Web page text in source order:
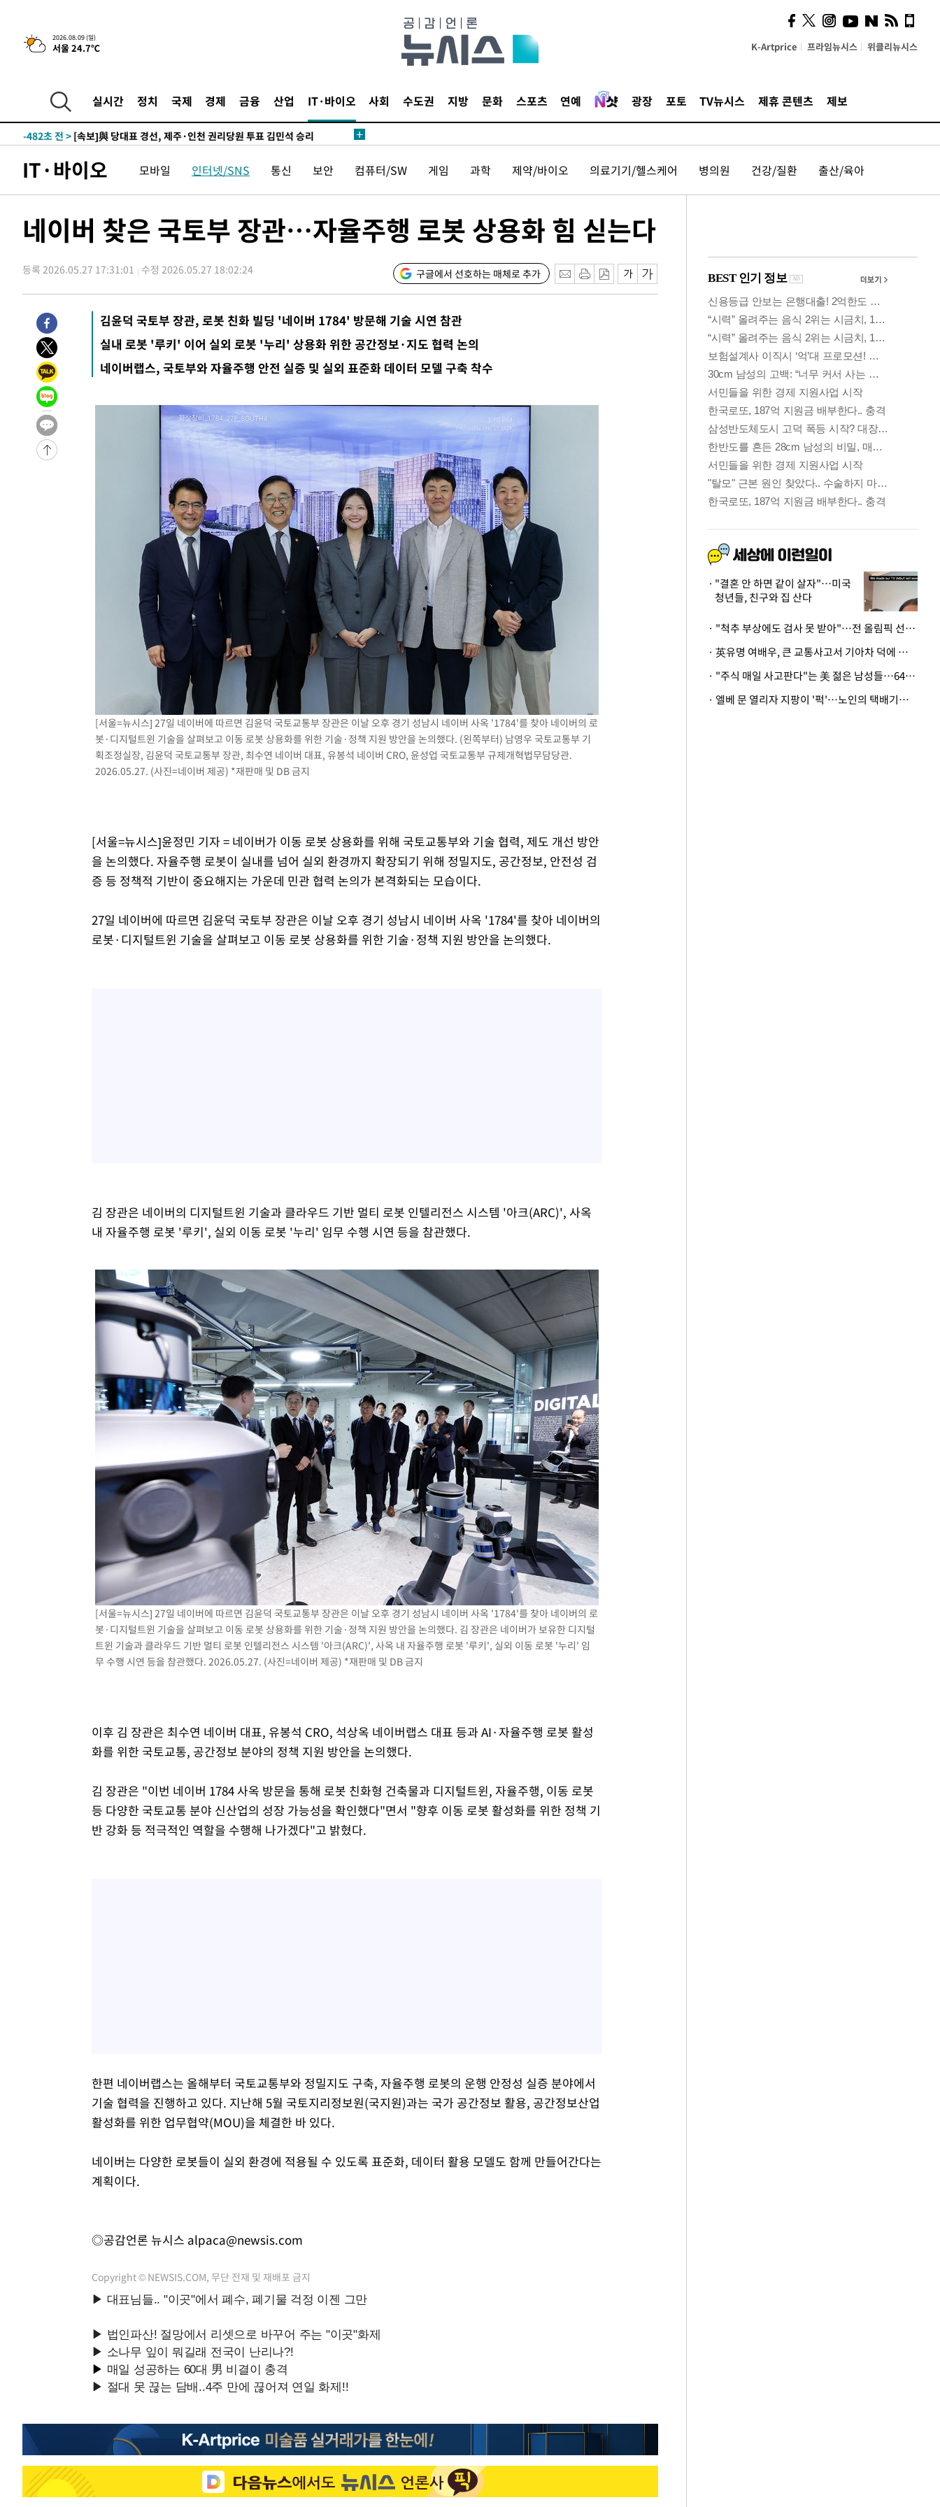
2026.08.09 (일)
서울 24.7℃ K-Artprice 프라임뉴시스 위클리뉴시스
실시간 정치 국제 경제 금융 산업 IT·바이오 사회 수도권 지방 문화 스포츠 연예 광장 포토 TV뉴시스 제휴 콘텐츠 제보
-10731초 전 >이란 "호르무즈 재개방 합의 근접…美 배상 선행돼야"
-1778초 전 > [속보]與최고위원 제주·인천 순회경선…박선원·최민희·서미화·한
래 44.56%
-1013초 전 >
[속보]與 대표 경선 제주·인천 당원투표…金 47.75%·鄭 42.08%·
宋 10.17%
-547초 전 >
-482초 전 > [속보]與 당대표 경선, 제주·인천 권리당원 투표 김민석 승리
1시간 전 > [속보]이강인 "감독님이 원하는 마음 느꼈고, 많은 트로피 원해 아틀레
1시간 전 >수도권 40도 육박 '펄펄'…동해안 일부 지역엔 호의주의보
3시간 전 >
강릉에 시간당 81.4㎜ 물폭탄…도로 잠기고 담벼락 붕괴
5시간 전 >선재도서 해루질 나섰다 실종 60대, 닷새 만에 숨진 채 발견
6시간 전 >남자 농구, 나고야 아시안게임서 '홈팀' 일본과 한일전
6시간 전 >
여수 오동도 해상서 모터보트 전복…1명 사망·1명 실종
7시간 전 >
극한폭염 한풀 꺾이지만…'낮 최고 35도' 무더위, 열대야 계속[다음주
날씨]
8시간 전 >
축구협회 "압수수색·성접대 논란 사과…쇄신의 기회로 삼겠다"
8시간 전 >
[속보]'압수수색·성접대 논란' 축구협회 "실망과 걱정 안겨드려 죄송"
11시간 전 >
13시간 전 >
[속보]뉴욕증시 상승 마감…S&P 0.6% 나스닥 1.3%↑
-10731초 전 >
이란 "호르무즈 재개방 합의 근접…美 배상 선행돼야"
-1778초 전 >
[속보]與최고위원 제주·인천 순회경선…박선원·최민희·서미화·한
민수·김용 순
[속보]김민석, 與 전대 당원투표 누적 득표율 45.42%로 1위… 정청
[속보]與 대표 경선 제주·인천 당원투표…金 47.75%·鄭 42.08%·
이강인 "아틀레티코 이적 기뻐…등번호 7번 의미보단 팀 위해 뛸 것"
[속보]與 당대표 경선, 제주·인천 권리당원 투표 김민석 승리
낮 최고 35도 '무더위'…동해안 시간당 30㎜ '강한 비'[내일날씨]
[속보]이강인 "감독님이 원하는 마음 느꼈고, 많은 트로피 원해 아틀레
수도권 40도 육박 '펄펄'…동해안 일부 지역엔 호의주의보
온열질환 사망자 3명 늘어…누적 환자 3000명 돌파
강릉에 시간당 81.4㎜ 물폭탄…도로 잠기고 담벼락 붕괴
백운산서 80년근 천종산삼 9뿌리 발견…감정가 1.3억원
선재도서 해루질 나섰다 실종 60대, 닷새 만에 숨진 채 발견
남자 농구, 나고야 아시안게임서 '홈팀' 일본과 한일전
여수 오동도 해상서 모터보트 전복…1명 사망·1명 실종
극한폭염 한풀 꺾이지만…'낮 최고 35도' 무더위, 열대야 계속[다음주
축구협회 "압수수색·성접대 논란 사과…쇄신의 기회로 삼겠다"
[속보]'압수수색·성접대 논란' 축구협회 "실망과 걱정 안겨드려 죄송"
'최고 37도' 폭염 지속…강원동해안 최대 150㎜ 비
IT·바이오 모바일 인터넷/SNS 통신 보안 컴퓨터/SW 게임 과학 제약/바이오 의료기기/헬스케어 병의원 건강/질환 출산/육아
네이버 찾은 국토부 장관…자율주행 로봇 상용화 힘 싣는다
등록 2026.05.27 17:31:01 수정 2026.05.27 18:02:24 구글에서 선호하는 매체로 추가
김윤덕 국토부 장관, 로봇 친화 빌딩 '네이버 1784' 방문해 기술 시연 참관
실내 로봇 '루키' 이어 실외 로봇 '누리' 상용화 위한 공간정보·지도 협력 논의
네이버랩스, 국토부와 자율주행 안전 실증 및 실외 표준화 데이터 모델 구축 착수
[서울=뉴시스] 27일 네이버에 따르면 김윤덕 국토교통부 장관은 이날 오후 경기 성남시 네이버 사옥 '1784'를 찾아 네이버의 로
봇·디지털트윈 기술을 살펴보고 이동 로봇 상용화를 위한 기술·정책 지원 방안을 논의했다. (왼쪽부터) 남영우 국토교통부 기
획조정실장, 김윤덕 국토교통부 장관, 최수연 네이버 대표, 유봉석 네이버 CRO, 윤성업 국토교통부 규제개혁법무담당관.
2026.05.27. (사진=네이버 제공) *재판매 및 DB 금지
[서울=뉴시스]윤정민 기자 = 네이버가 이동 로봇 상용화를 위해 국토교통부와 기술 협력, 제도 개선 방안
을 논의했다. 자율주행 로봇이 실내를 넘어 실외 환경까지 확장되기 위해 정밀지도, 공간정보, 안전성 검
증 등 정책적 기반이 중요해지는 가운데 민관 협력 논의가 본격화되는 모습이다.
27일 네이버에 따르면 김윤덕 국토부 장관은 이날 오후 경기 성남시 네이버 사옥 '1784'를 찾아 네이버의
로봇·디지털트윈 기술을 살펴보고 이동 로봇 상용화를 위한 기술·정책 지원 방안을 논의했다.
김 장관은 네이버의 디지털트윈 기술과 클라우드 기반 멀티 로봇 인텔리전스 시스템 '아크(ARC)', 사옥
내 자율주행 로봇 '루키', 실외 이동 로봇 '누리' 임무 수행 시연 등을 참관했다.
[서울=뉴시스] 27일 네이버에 따르면 김윤덕 국토교통부 장관은 이날 오후 경기 성남시 네이버 사옥 '1784'를 찾아 네이버의 로
봇·디지털트윈 기술을 살펴보고 이동 로봇 상용화를 위한 기술·정책 지원 방안을 논의했다. 김 장관은 네이버가 보유한 디지털
트윈 기술과 클라우드 기반 멀티 로봇 인텔리전스 시스템 '아크(ARC)', 사옥 내 자율주행 로봇 '루키', 실외 이동 로봇 '누리' 임
무 수행 시연 등을 참관했다. 2026.05.27. (사진=네이버 제공) *재판매 및 DB 금지
이후 김 장관은 최수연 네이버 대표, 유봉석 CRO, 석상옥 네이버랩스 대표 등과 AI·자율주행 로봇 활성
화를 위한 국토교통, 공간정보 분야의 정책 지원 방안을 논의했다.
김 장관은 "이번 네이버 1784 사옥 방문을 통해 로봇 친화형 건축물과 디지털트윈, 자율주행, 이동 로봇
등 다양한 국토교통 분야 신산업의 성장 가능성을 확인했다"면서 "향후 이동 로봇 활성화를 위한 정책 기
반 강화 등 적극적인 역할을 수행해 나가겠다"고 밝혔다.
한편 네이버랩스는 올해부터 국토교통부와 정밀지도 구축, 자율주행 로봇의 운행 안정성 실증 분야에서
기술 협력을 진행하고 있다. 지난해 5월 국토지리정보원(국지원)과는 국가 공간정보 활용, 공간정보산업
활성화를 위한 업무협약(MOU)을 체결한 바 있다.
네이버는 다양한 로봇들이 실외 환경에 적용될 수 있도록 표준화, 데이터 활용 모델도 함께 만들어간다는
계획이다.
◎공감언론 뉴시스 alpaca@newsis.com
Copyright © NEWSIS.COM, 무단 전재 및 재배포 금지
사이 해답 찾았죠"…알을
깨고 나온 '초자아'
"결혼 안 하면 같이 살자"…미국
청년들, 친구와 집 산다
· "척추 부상에도 검사 못 받아"…전 올림픽 선수, 美봅슬레이협회 상대 소송
· 英유명 여배우, 큰 교통사고서 기아차 덕에 살았다
· "주식 매일 사고판다"는 美 젊은 남성들…64%가 "나는 인생의 패배자“
· 엘베 문 열리자 지팡이 '퍽'…노인의 택배기사 폭행 이유